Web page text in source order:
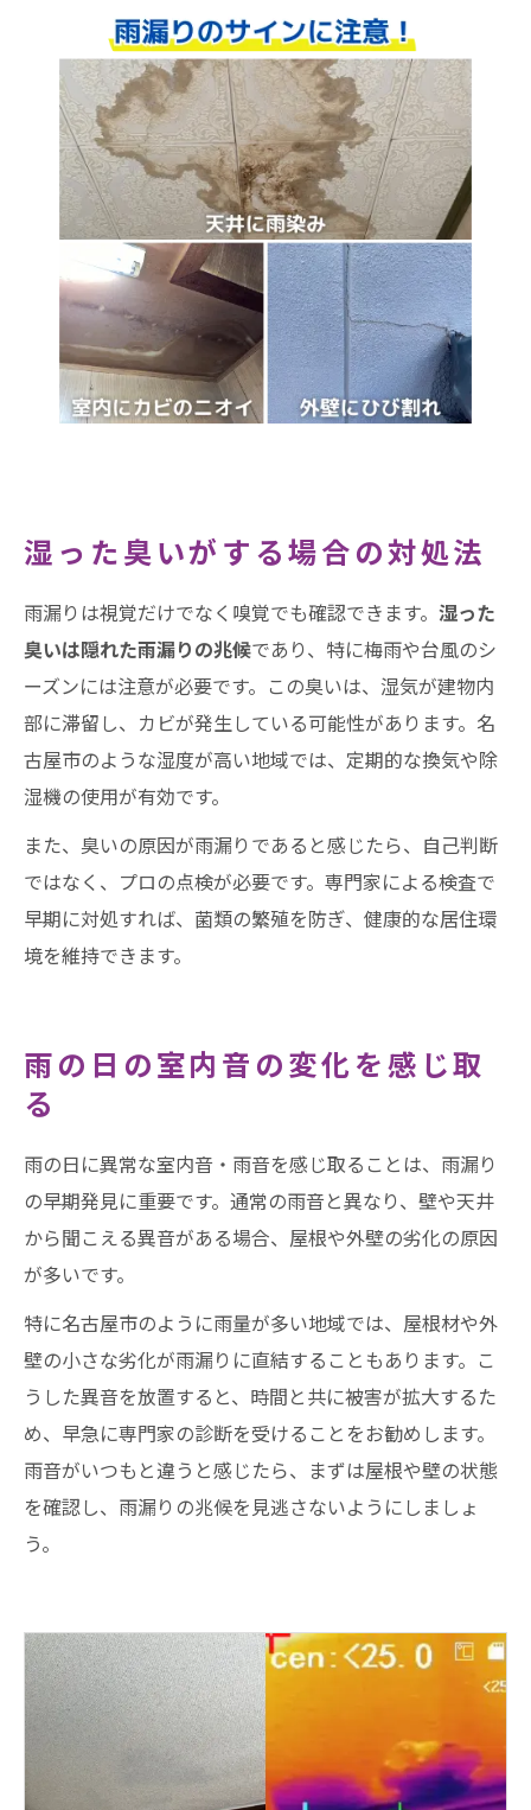
湿った臭いがする場合の対処法
雨漏りは視覚だけでなく嗅覚でも確認できます。 湿った
臭いは隠れた雨漏りの兆候であり、特に梅雨や台風のシ
ーズンには注意が必要です。この臭いは、湿気が建物内
部に滞留し、カビが発生している可能性があります。名
古屋市のような湿度が高い地域では、定期的な換気や除
湿機の使用が有効です。
また、臭いの原因が雨漏りであると感じたら、自己判断
ではなく、プロの点検が必要です。専門家による検査で
早期に対処すれば、菌類の繁殖を防ぎ、健康的な居住環
境を維持できます。
雨の日の室内音の変化を感じ取
る
雨の日に異常な室内音・雨音を感じ取ることは、雨漏り
の早期発見に重要です。通常の雨音と異なり、壁や天井
から聞こえる異音がある場合、屋根や外壁の劣化の原因
が多いです。
特に名古屋市のように雨量が多い地域では、屋根材や外
壁の小さな劣化が雨漏りに直結することもあります。こ
うした異音を放置すると、時間と共に被害が拡大するた
め、早急に専門家の診断を受けることをお勧めします。
雨音がいつもと違うと感じたら、まずは屋根や壁の状態
を確認し、雨漏りの兆候を見逃さないようにしましょ
う。